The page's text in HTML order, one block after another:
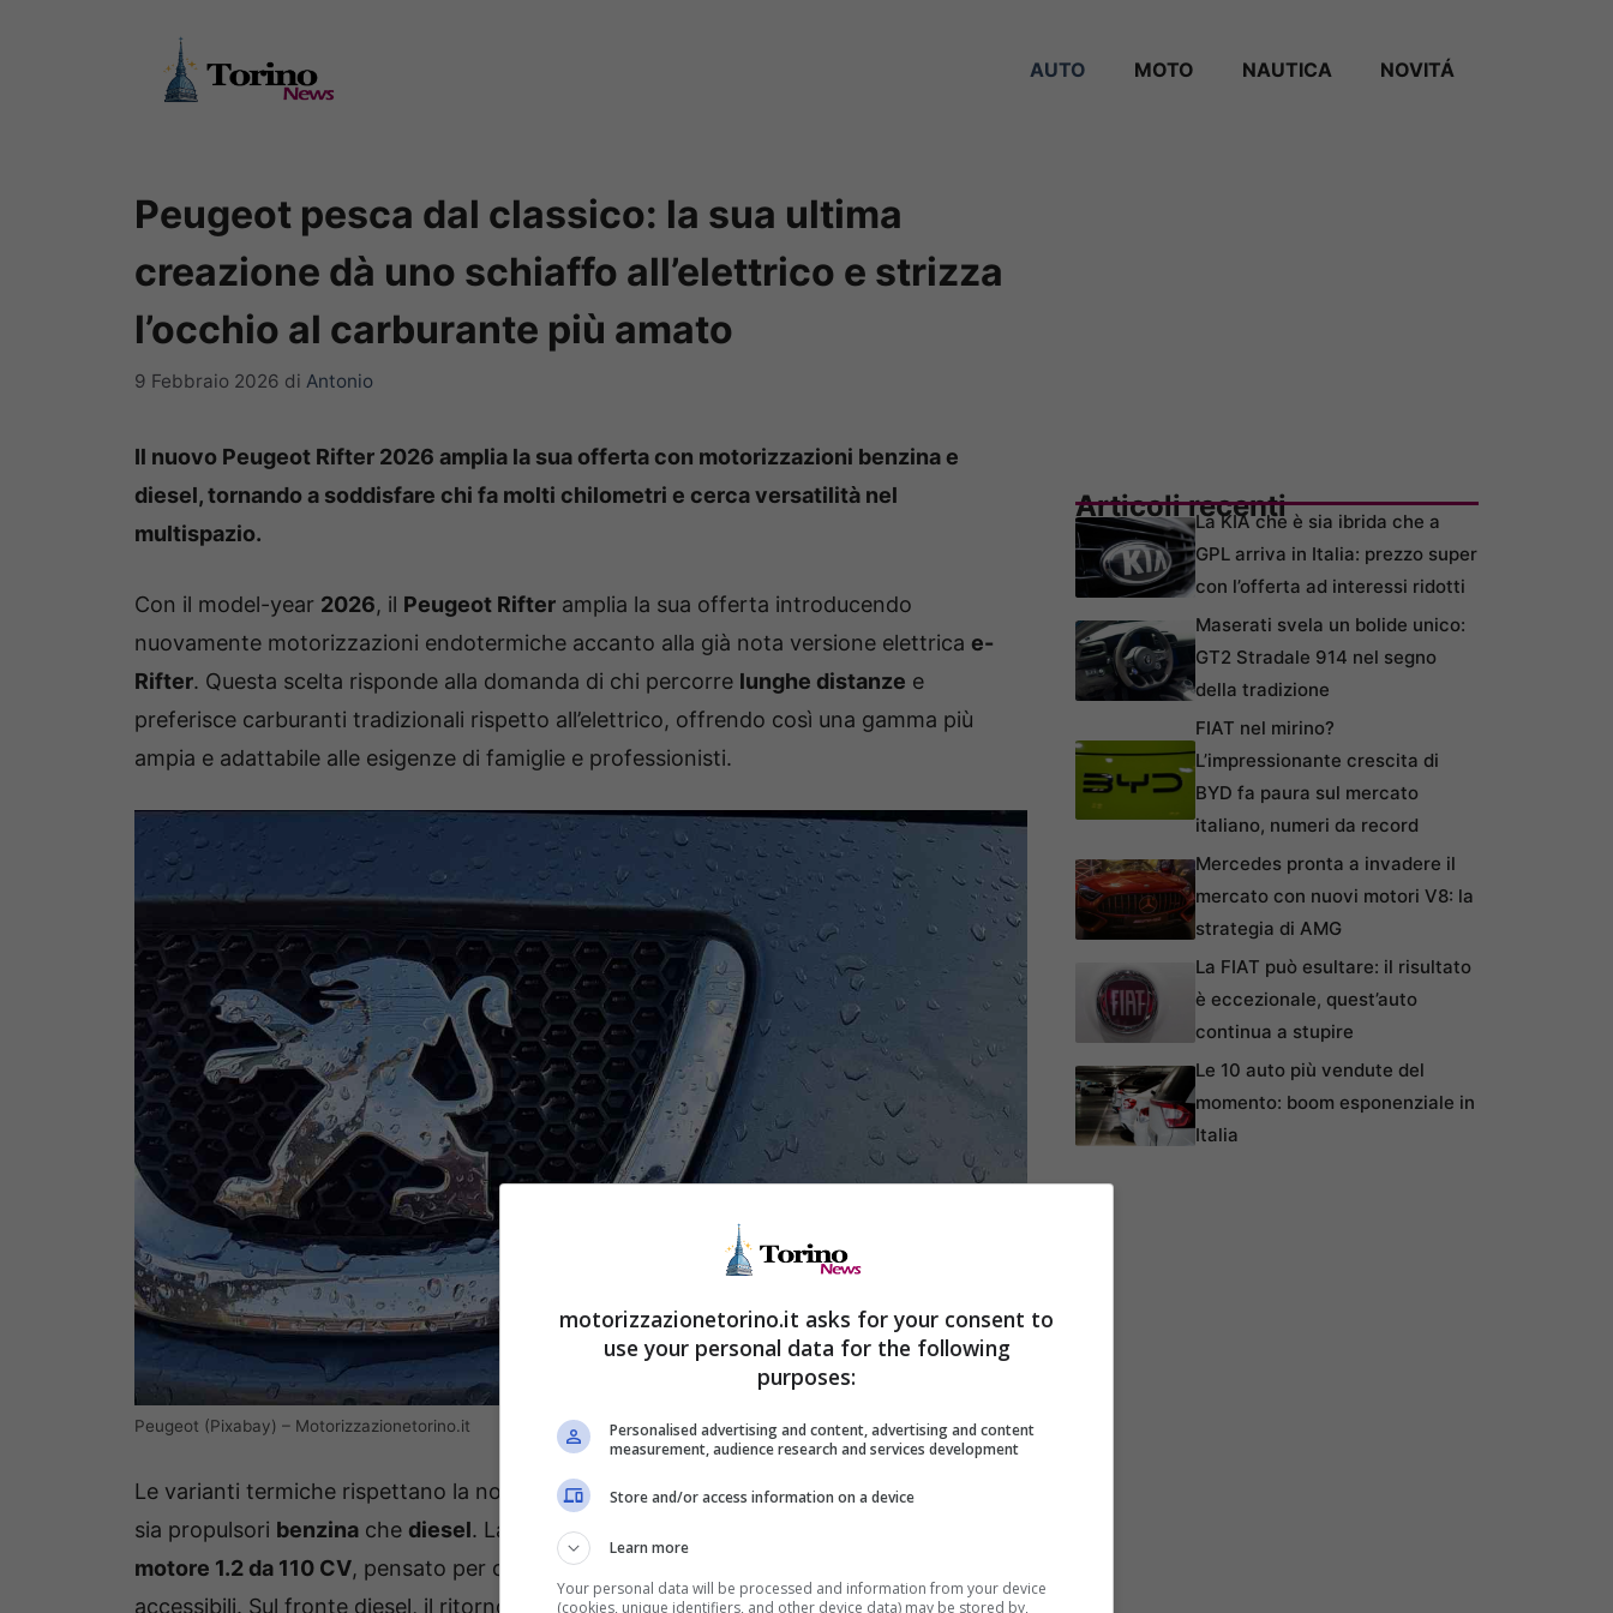
AUTO MOTO NAUTICA NOVITÁ
Peugeot pesca dal classico: la sua ultima
creazione dà uno schiaffo all’elettrico e strizza
l’occhio al carburante più amato
9 Febbraio 2026 di Antonio
Il nuovo Peugeot Rifter 2026 amplia la sua offerta con motorizzazioni benzina e
diesel, tornando a soddisfare chi fa molti chilometri e cerca versatilità nel
multispazio.
Con il model-year 2026, il Peugeot Rifter amplia la sua offerta introducendo
nuovamente motorizzazioni endotermiche accanto alla già nota versione elettrica e-
Rifter. Questa scelta risponde alla domanda di chi percorre lunghe distanze e
preferisce carburanti tradizionali rispetto all’elettrico, offrendo così una gamma più
ampia e adattabile alle esigenze di famiglie e professionisti.
Peugeot (Pixabay) – Motorizzazionetorino.it
Le varianti termiche rispettano la normativa sulle emissioniEuro 6e-bis e comprendono
sia propulsori benzina che diesel. La versione d’ingresso a benzina è alimentata da un
motore 1.2 da 110 CV, pensato per chi desidera consumi contenuti e costi di gestione
accessibili. Sul fronte diesel, il ritorno del
1.5 BlueHDi è declinato in due livelli di
Articoli recentiLa KIA che è sia ibrida che a
GPL arriva in Italia: prezzo super
con l’offerta ad interessi ridotti
Maserati svela un bolide unico:
GT2 Stradale 914 nel segno
della tradizione
FIAT nel mirino?
L’impressionante crescita di
BYD fa paura sul mercato
italiano, numeri da record
Mercedes pronta a invadere il
mercato con nuovi motori V8: la
strategia di AMG
La FIAT può esultare: il risultato
è eccezionale, quest’auto
continua a stupire
Le 10 auto più vendute del
momento: boom esponenziale in
Italia
motorizzazionetorino.it asks for your consent to
use your personal data for the following
purposes:
Personalised advertising and content, advertising and content
measurement, audience research and services development
Store and/or access information on a device
Learn more
Your personal data will be processed and information from your device
(cookies, unique identifiers, and other device data) may be stored by,